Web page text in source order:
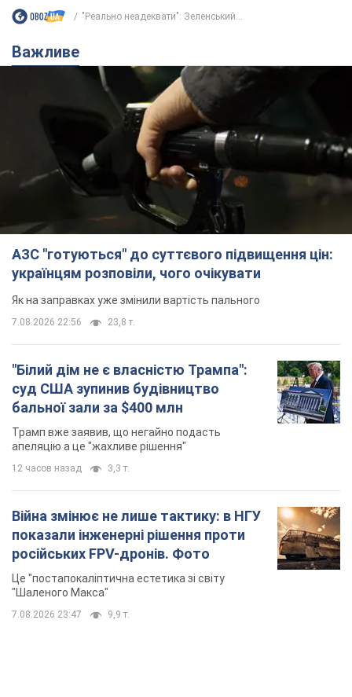
"Реально неадеквати": Зеленський...
Важливе
АЗС "готуються" до суттєвого підвищення цін:
українцям розповіли, чого очікувати
Як на заправках уже змінили вартість пального
7.08.2026 22:56 23,8 т.
"Білий дім не є власністю Трампа":
суд США зупинив будівництво
бальної зали за $400 млн
Трамп вже заявив, що негайно подасть
апеляцію а це "жахливе рішення"
12 часов назад 3,3 т.
Війна змінює не лише тактику: в НГУ
показали інженерні рішення проти
російських FPV-дронів. Фото
Це "постапокаліптична естетика зі світу
"Шаленого Макса"
7.08.2026 23:47 9,9 т.